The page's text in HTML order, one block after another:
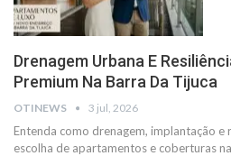
Drenagem Urbana E
Premium Na Barra Da Tijuca
OTINEWS 3 jul, 2026
Entenda como drenagem, implantação e
escolha de apartamentos e coberturas